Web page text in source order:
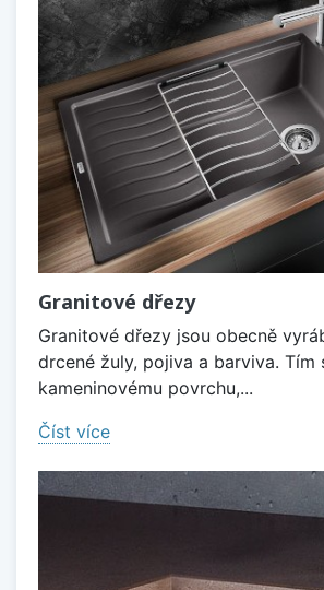
Granitové dřezy
Granitové dřezy jsou obecně
drcené žuly, pojiva a barviva. Tím
kameninovému povrchu,...
Číst více